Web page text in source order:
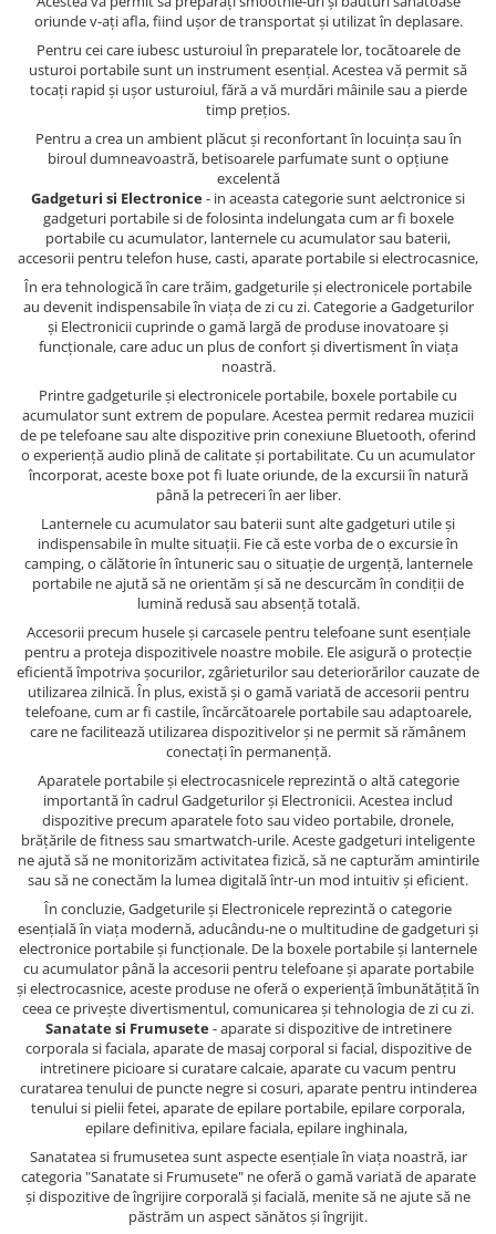
oriunde v-ați afla, fiind ușor de transportat și utilizat în deplasare.
Pentru cei care iubesc usturoiul în preparatele lor, tocătoarele de
usturoi portabile sunt un instrument esențial. Acestea vă permit să
tocați rapid și ușor usturoiul, fără a vă murdări mâinile sau a pierde
timp prețios.
Pentru a crea un ambient plăcut și reconfortant în locuința sau în
biroul dumneavoastră, betisoarele parfumate sunt o opțiune
excelentă
Gadgeturi si Electronice- in aceasta categorie sunt aelctronice si
gadgeturi portabile si de folosinta indelungata cum ar fi boxele
portabile cu acumulator, lanternele cu acumulator sau baterii,
accesorii pentru telefon huse, casti, aparate portabile si electrocasnice,
În era tehnologică în care trăim, gadgeturile și electronicele portabile
au devenit indispensabile în viața de zi cu zi. Categorie a Gadgeturilor
și Electronicii cuprinde o gamă largă de produse inovatoare și
funcționale, care aduc un plus de confort și divertisment în viața
noastră.
Printre gadgeturile și electronicele portabile, boxele portabile cu
acumulator sunt extrem de populare. Acestea permit redarea muzicii
de pe telefoane sau alte dispozitive prin conexiune Bluetooth, oferind
o experiență audio plină de calitate și portabilitate. Cu un acumulator
încorporat, aceste boxe pot fi luate oriunde, de la excursii în natură
până la petreceri în aer liber.
Lanternele cu acumulator sau baterii sunt alte gadgeturi utile și
indispensabile în multe situații. Fie că este vorba de o excursie în
camping, o călătorie în întuneric sau o situație de urgență, lanternele
portabile ne ajută să ne orientăm și să ne descurcăm în condiții de
lumină redusă sau absență totală.
Accesorii precum husele și carcasele pentru telefoane sunt esențiale
pentru a proteja dispozitivele noastre mobile. Ele asigură o protecție
eficientă împotriva șocurilor, zgârieturilor sau deteriorărilor cauzate de
utilizarea zilnică. În plus, există și o gamă variată de accesorii pentru
telefoane, cum ar fi castile, încărcătoarele portabile sau adaptoarele,
care ne facilitează utilizarea dispozitivelor și ne permit să rămânem
conectați în permanență.
Aparatele portabile și electrocasnicele reprezintă o altă categorie
importantă în cadrul Gadgeturilor și Electronicii. Acestea includ
dispozitive precum aparatele foto sau video portabile, dronele,
brățările de fitness sau smartwatch-urile. Aceste gadgeturi inteligente
ne ajută să ne monitorizăm activitatea fizică, să ne capturăm amintirile
sau să ne conectăm la lumea digitală într-un mod intuitiv și eficient.
În concluzie, Gadgeturile și Electronicele reprezintă o categorie
esențială în viața modernă, aducându-ne o multitudine de gadgeturi și
electronice portabile și funcționale. De la boxele portabile și lanternele
cu acumulator până la accesorii pentru telefoane și aparate portabile
și electrocasnice, aceste produse ne oferă o experiență îmbunătățită în
ceea ce privește divertismentul, comunicarea și tehnologia de zi cu zi.
Sanatate si Frumusete- aparate si dispozitive de intretinere
corporala si faciala, aparate de masaj corporal si facial, dispozitive de
intretinere picioare si curatare calcaie, aparate cu vacum pentru
curatarea tenului de puncte negre si cosuri, aparate pentru intinderea
tenului si pielii fetei, aparate de epilare portabile, epilare corporala,
epilare definitiva, epilare faciala, epilare inghinala,
Sanatatea si frumusetea sunt aspecte esențiale în viața noastră, iar
categoria "Sanatate si Frumusete" ne oferă o gamă variată de aparate
și dispozitive de îngrijire corporală și facială, menite să ne ajute să ne
păstrăm un aspect sănătos și îngrijit.